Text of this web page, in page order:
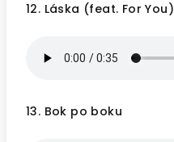
12. Láska (feat. For You)
13. Bok po boku